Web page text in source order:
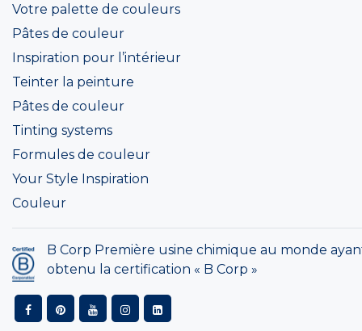
Votre palette de couleurs
Pâtes de couleur
Inspiration pour l’intérieur
Teinter la peinture
Pâtes de couleur
Tinting systems
Formules de couleur
Your Style Inspiration
Couleur
B Corp Première usine chimique au monde
obtenu la certification « B Corp »